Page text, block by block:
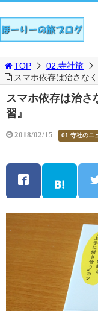
TOP 02.寺社旅
スマホ依存は治さな
スマホ依存は治さ
習』
2018/02/15 01.寺社のニ